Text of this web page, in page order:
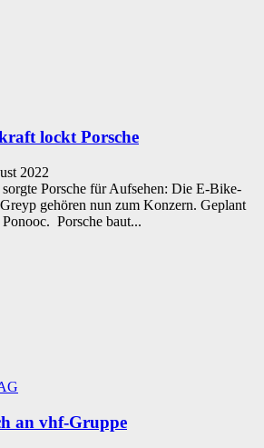
lockt Porsche
2022
Porsche für Aufsehen: Die E-Bike-
gehören nun zum Konzern. Geplant
Porsche baut...
an vhf-Gruppe